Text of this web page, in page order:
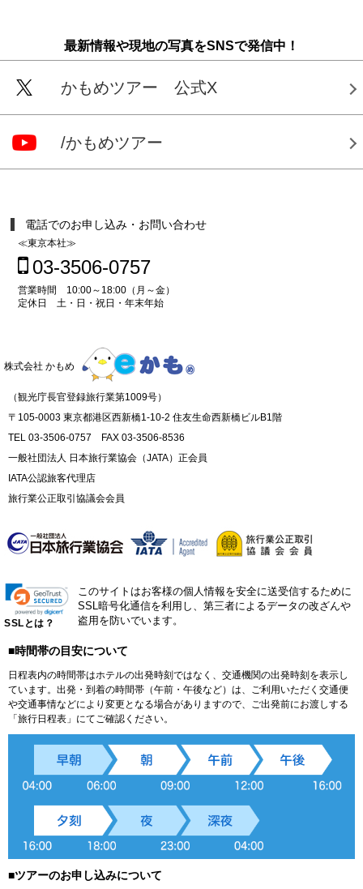
最新情報や現地の写真をSNSで発信中！
かもめツアー 公式X
/かもめツアー
電話でのお申し込み・お問い合わせ
≪東京本社≫
03-3506-0757
営業時間 10:00～18:00（月～金）
定休日 土・日・祝日・年末年始
株式会社 かもめ
（観光庁長官登録旅行業第1009号）
〒105-0003 東京都港区西新橋1-10-2 住友生命西新橋ビルB1階
TEL 03-3506-0757 FAX 03-3506-8536
一般社団法人 日本旅行業協会（JATA）正会員
IATA公認旅客代理店
旅行業公正取引協議会会員
SSLとは？
このサイトはお客様の個人情報を安全に送受信するために
SSL暗号化通信を利用し、第三者によるデータの改ざんや
盗用を防いでいます。
■時間帯の目安について
日程表内の時間帯はホテルの出発時刻ではなく、交通機関の出発時刻を表示し
ています。出発・到着の時間帯（午前・午後など）は、ご利用いただく交通便
や交通事情などにより変更となる場合がありますので、ご出発前にお渡しする
「旅行日程表」にてご確認ください。
■ツアーのお申し込みについて